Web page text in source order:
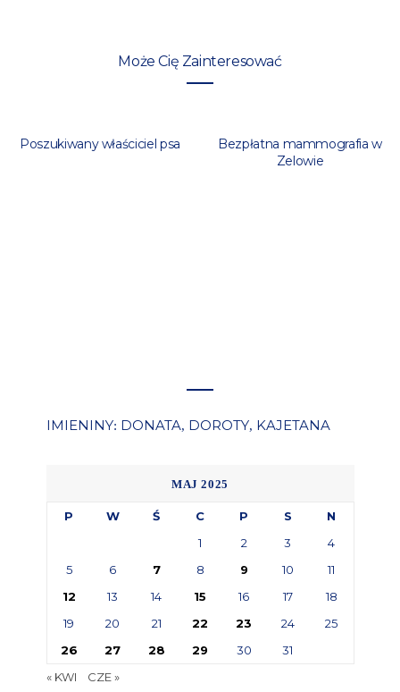
Może Cię Zainteresować
Poszukiwany właściciel psa
Bezpłatna mammografia w
Zelowie
IMIENINY: DONATA, DOROTY, KAJETANA
MAJ 2025
P W Ś C P S
N
1
2 3
4
5
6 7 8 9 10
11
12
13 14 15 16 17
18
19
20 21 22 23 24
25
26
27 28 29 30
31
« KWI
CZE »